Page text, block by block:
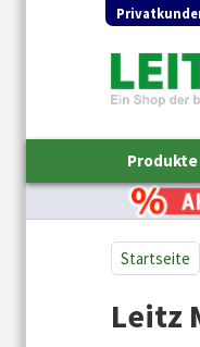
Produkte
Startseite
Leitz